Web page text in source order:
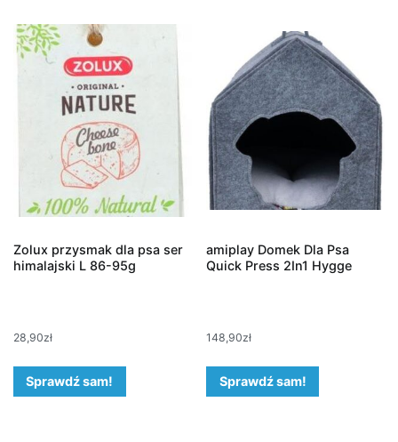
Zolux przysmak dla psa ser
himalajski L 86-95g
28,90zł
Sprawdź sam!
amiplay Domek Dla Psa
Quick Press 2In1 Hygge
148,90zł
Sprawdź sam!